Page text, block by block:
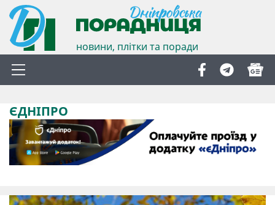
новини, плітки та поради
ЄДНІПРО